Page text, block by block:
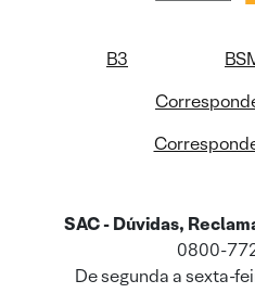
B3
SAC - Dúvidas,
0800-
De segunda a sexta-